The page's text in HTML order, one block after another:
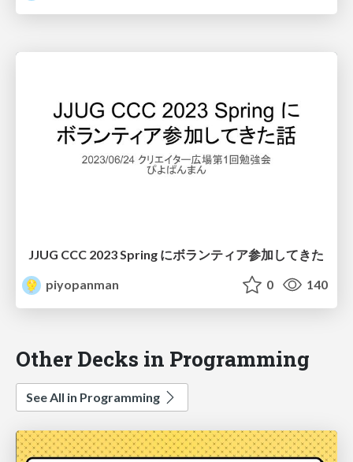
JJUG CCC 2023 Spring にボランティア参加してきた
piyopanman
0 140
Other Decks in Programming
See All in Programming